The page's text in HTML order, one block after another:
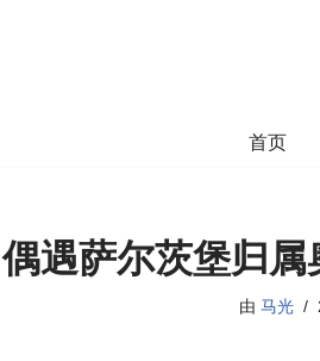
首页
偶遇萨尔茨堡归
由 马光